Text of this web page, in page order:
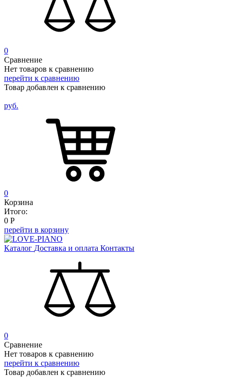
0
Сравнение
Нет товаров к сравнению
перейти к сравнению
Товар добавлен к сравнению
руб.
0
Корзина
Итого:
0 Р
перейти в корзину
Каталог Доставка и оплата Контакты
0
Сравнение
Нет товаров к сравнению
перейти к сравнению
Товар добавлен к сравнению